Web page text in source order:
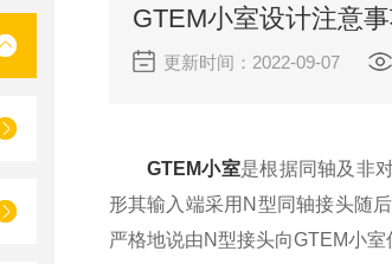
GTEM小室设计注意
更新时间：2022-09-07
GTEM小室是根据同轴及非
形其输入端采用N型同轴接头随
严格地说由N型接头向GTEM小